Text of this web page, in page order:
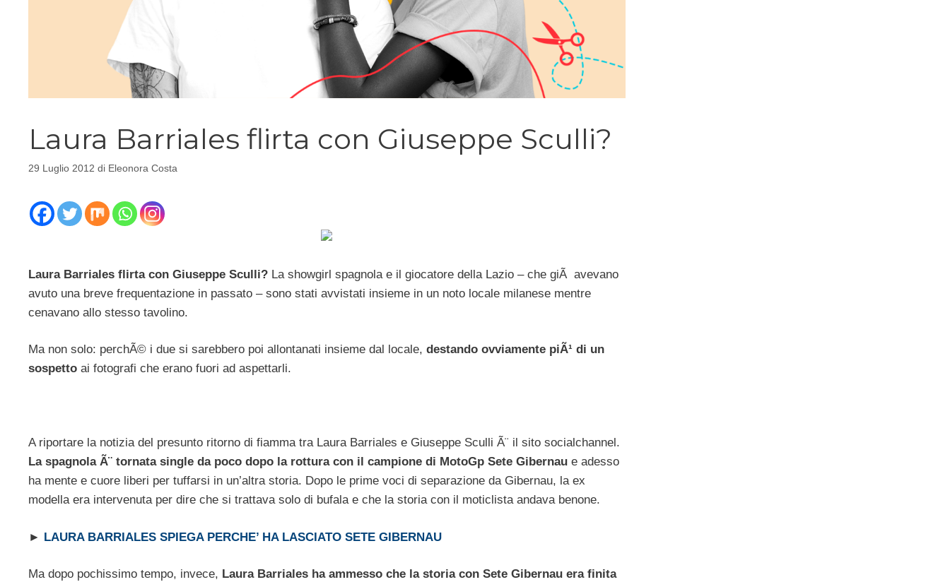
Laura Barriales flirta con Giuseppe Sculli?
29 Luglio 2012 di Eleonora Costa
Laura Barriales flirta con Giuseppe Sculli? La showgirl spagnola e il giocatore della Lazio – che giÃ avevano
avuto una breve frequentazione in passato – sono stati avvistati insieme in un noto locale milanese mentre
cenavano allo stesso tavolino.
Ma non solo: perchÃ© i due si sarebbero poi allontanati insieme dal locale, destando ovviamente piÃ¹ di un
sospetto ai fotografi che erano fuori ad aspettarli.
A riportare la notizia del presunto ritorno di fiamma tra Laura Barriales e Giuseppe Sculli Ã¨ il sito socialchannel.
La spagnola Ã¨ tornata single da poco dopo la rottura con il campione di MotoGp Sete Gibernau e adesso
ha mente e cuore liberi per tuffarsi in un’altra storia. Dopo le prime voci di separazione da Gibernau, la ex
modella era intervenuta per dire che si trattava solo di bufala e che la storia con il moticlista andava benone.
► LAURA BARRIALES SPIEGA PERCHE’ HA LASCIATO SETE GIBERNAU
Ma dopo pochissimo tempo, invece, Laura Barriales ha ammesso che la storia con Sete Gibernau era finita